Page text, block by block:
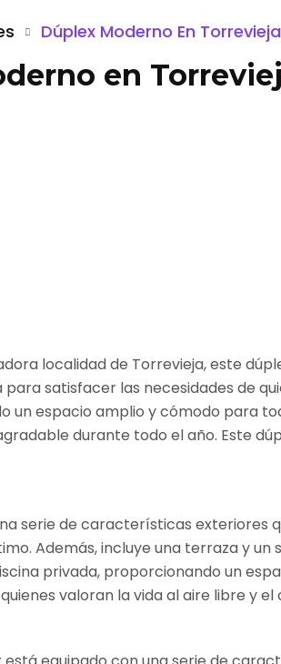
Dúplex Moderno En
en
localidad de Torrevieja, este
satisfacer las necesidades de
un espacio amplio y cómodo para
durante todo el año. Este
serie de características
Además, incluye una terraza y
privada, proporcionando un
valoran la vida al aire libre y